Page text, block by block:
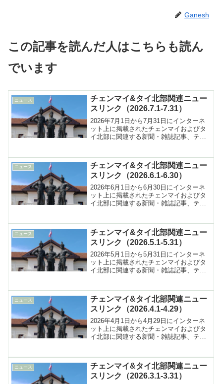
Ganesh
この記事を読んだ人はこちらも読ん
でいます
ニュース
チェンマイ&タイ北部関連ニュー
スリンク（2026.7.1-7.31）
2026年7月1日から7月31日にインターネ
ット上に掲載されたチェンマイおよびタ
イ北部に関連する新聞・雑誌記事、テレ
ニュース
チェンマイ&タイ北部関連ニュー
スリンク（2026.6.1-6.30）
2026年6月1日から6月30日にインターネ
ット上に掲載されたチェンマイおよびタ
イ北部に関連する新聞・雑誌記事、テレ
ニュース
チェンマイ&タイ北部関連ニュー
スリンク（2026.5.1-5.31）
2026年5月1日から5月31日にインターネ
ット上に掲載されたチェンマイおよびタ
イ北部に関連する新聞・雑誌記事、テレ
ニュース
チェンマイ&タイ北部関連ニュー
スリンク（2026.4.1-4.29）
2026年4月1日から4月29日にインターネ
ット上に掲載されたチェンマイおよびタ
イ北部に関連する新聞・雑誌記事、テレ
ニュース
チェンマイ&タイ北部関連ニュー
スリンク（2026.3.1-3.31）